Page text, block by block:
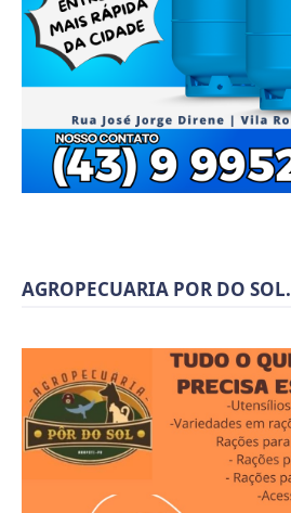
AGROPECUARIA POR DO SOL.